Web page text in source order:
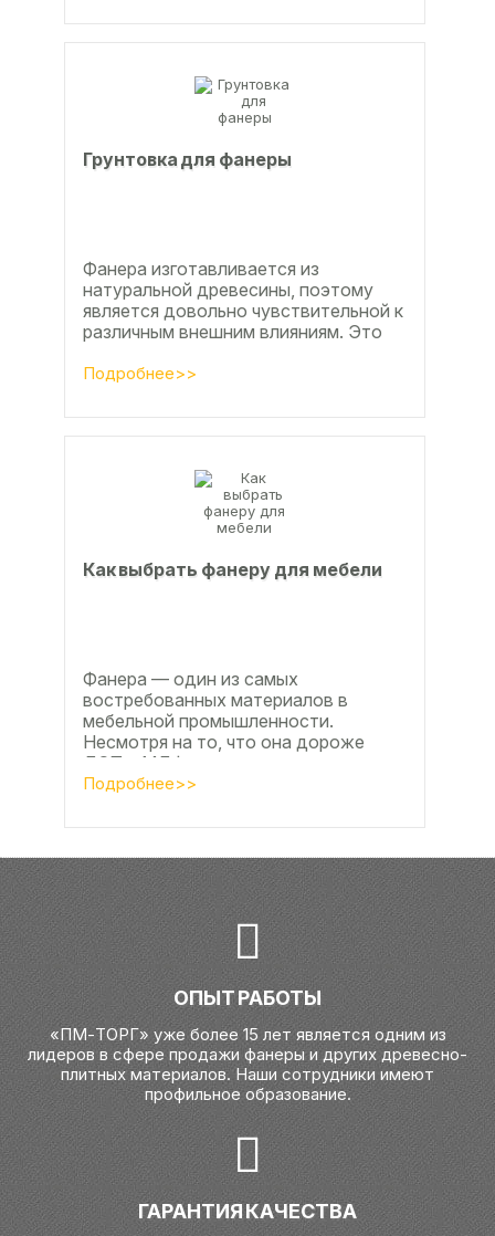
Грунтовка для фанеры
Фанера изготавливается из
натуральной древесины, поэтому
является довольно чувствительной к
различным внешним влияниям. Это
расширении, растрескивании,...
Подробнее>>
Как выбрать фанеру для мебели
Фанера — один из самых
востребованных материалов в
мебельной промышленности.
Несмотря на то, что она дороже
ДСП и МДФ , ее очень часто
используют для изготовления...
Подробнее>>
ОПЫТ РАБОТЫ
«ПМ-ТОРГ» уже более 15 лет является одним из
лидеров в сфере продажи фанеры и других древесно-
плитных материалов. Наши сотрудники имеют
профильное образование.
ГАРАНТИЯ КАЧЕСТВА